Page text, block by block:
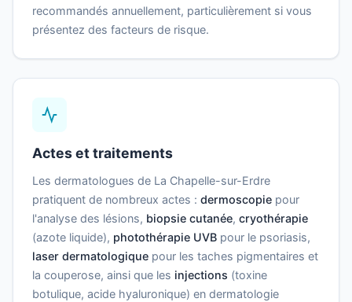
recommandés annuellement, particulièrement si vous
présentez des facteurs de risque.
Actes et traitements
Les dermatologues de La Chapelle-sur-Erdre
pratiquent de nombreux actes : dermoscopie pour
l'analyse des lésions, biopsie cutanée, cryothérapie
(azote liquide), photothérapie UVB pour le psoriasis,
laser dermatologique pour les taches pigmentaires et
la couperose, ainsi que les injections (toxine
botulique, acide hyaluronique) en dermatologie